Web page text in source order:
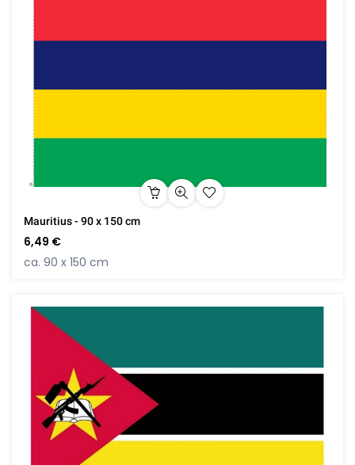
Mauritius - 90 x 150 cm
6,49 €
ca. 90 x 150 cm